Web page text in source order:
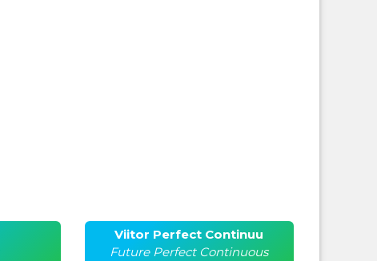
Viitor Perfect Continuu
Future Perfect Continuous